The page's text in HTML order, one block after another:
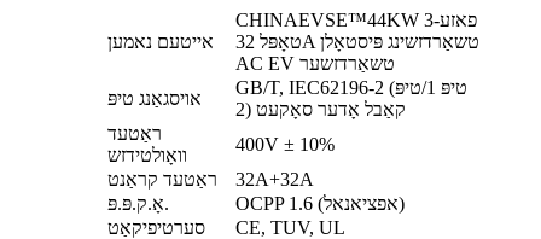
אייטעם נאמען
CHINAEVSE™️44KW 3-פאזע
טאָפּל 32A טשאַרדזשינג פּיסטאָלן
AC EV טשאַרדזשער
אויסגאַנג טיפּ
GB/T, IEC62196-2 (טיפּ 1/טיפּ
2) קאַבל אָדער סאָקעט
ראַטעד
וואָולטידזש
400V ± 10%
ראַטעד קראַנט
32A+32A
אָ.ק.פּ.פּ.
OCPP 1.6 (אפציאנאל)
סערטיפיקאַט
CE, TUV, UL